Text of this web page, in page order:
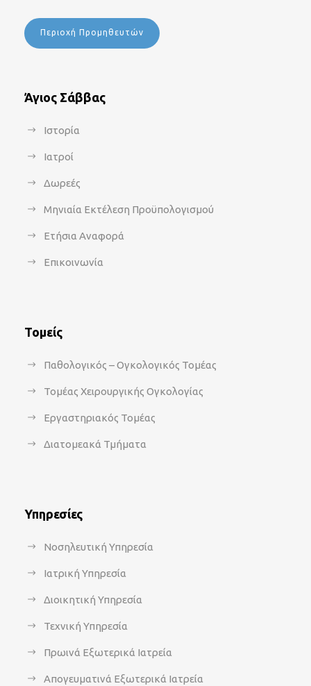
Περιοχή Προμηθευτών
Άγιος Σάββας
Ιστορία
Ιατροί
Δωρεές
Μηνιαία Εκτέλεση Προϋπολογισμού
Ετήσια Αναφορά
Επικοινωνία
Τομείς
Παθολογικός – Ογκολογικός Τομέας
Τομέας Χειρουργικής Ογκολογίας
Εργαστηριακός Τομέας
Διατομεακά Τμήματα
Υπηρεσίες
Νοσηλευτική Υπηρεσία
Ιατρική Υπηρεσία
Διοικητική Υπηρεσία
Τεχνική Υπηρεσία
Πρωινά Εξωτερικά Ιατρεία
Απογευματινά Εξωτερικά Ιατρεία